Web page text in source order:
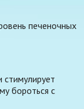
печеночных
бороться с